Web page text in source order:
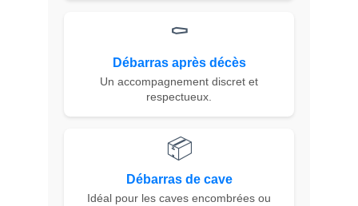
⚰️
Débarras après décès
Un accompagnement discret et
respectueux.
📦
Débarras de cave
Idéal pour les caves encombrées ou